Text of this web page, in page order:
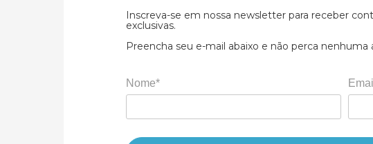
Inscreva-se em nossa newsletter para receber
exclusivas.
Preencha seu e-mail abaixo e não perca nenhuma
Nome*